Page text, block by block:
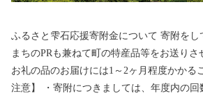
ふるさと雫石応援寄附金について 寄附をしていただいた方には、
まちのPRも兼ねて町の特産品等をお送り
お礼の品のお届けには1～2ヶ月程度かかること
注意】 ・寄附につきましては、年度内の回